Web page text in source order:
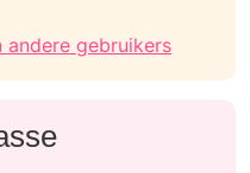
andere gebruikers